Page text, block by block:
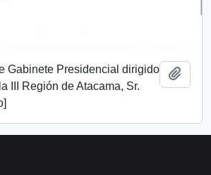
Gabinete Presidencial dirigido
III Región de Atacama, Sr.